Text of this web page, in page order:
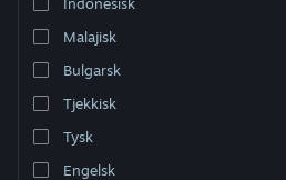
Malajisk
Bulgarsk
Tjekkisk
Tysk
Engelsk